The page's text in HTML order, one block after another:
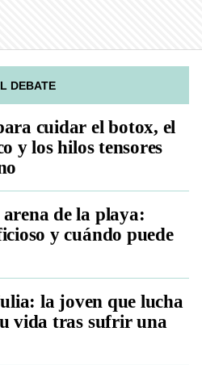
DEBATE
cuidar el botox, el
y los hilos tensores
de la playa:
y cuándo puede
la joven que lucha
vida tras sufrir una